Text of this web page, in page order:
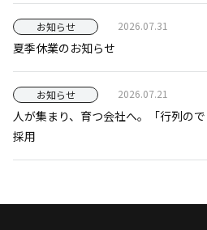
お知らせ 2026.07.31
夏季休業のお知らせ
お知らせ 2026.07.21
人が集まり、育つ会社へ。「行列の
採用